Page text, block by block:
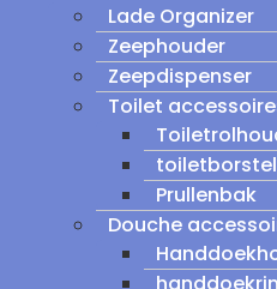
Lade Organizer
Zeephouder
Zeepdispenser
Toilet
toiletborstel
Prullenbak
Douche